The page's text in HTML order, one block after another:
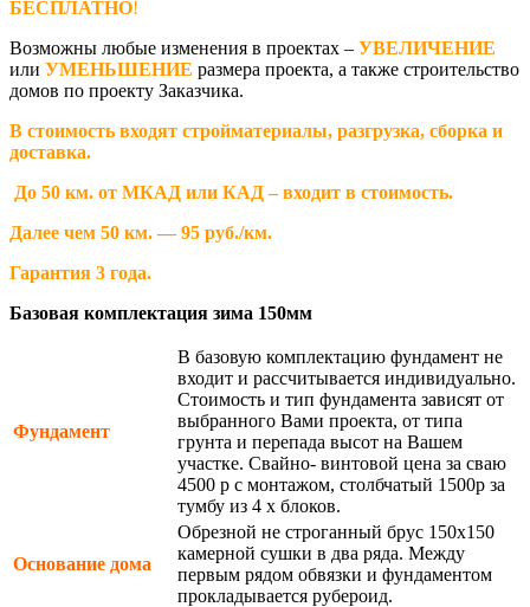
БЕСПЛАТНО!
Возможны любые изменения в проектах – УВЕЛИЧЕНИЕ
или УМЕНЬШЕНИЕ размера проекта, а также строительство
домов по проекту Заказчика.
В стоимость входят стройматериалы, разгрузка, сборка и
доставка.
До 50 км. от МКАД или КАД – входит в стоимость.
Далее чем 50 км. — 95 руб./км.
Гарантия 3 года.
Базовая комплектация зима 150мм
Фундамент
В базовую комплектацию фундамент не
входит и рассчитывается индивидуально.
Стоимость и тип фундамента зависят от
выбранного Вами проекта, от типа
грунта и перепада высот на Вашем
участке. Свайно- винтовой цена за сваю
4500 р с монтажом, столбчатый 1500р за
тумбу из 4 х блоков.
Основание дома
Обрезной не строганный брус 150х150
камерной сушки в два ряда. Между
первым рядом обвязки и фундаментом
прокладывается рубероид.